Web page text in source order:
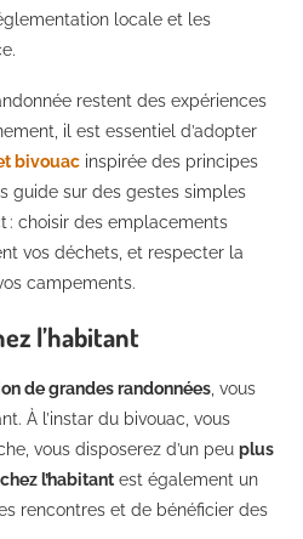
locale et les
restent des expériences
il est essentiel d’adopter
bivouac inspirée des principes
guide sur des gestes simples
: choisir des emplacements
vos déchets, et respecter la
campements.
l’habitant
de grandes randonnées , vous
À l’instar du bivouac, vous
vous disposerez d’un peu plus
l’habitant est également un
rencontres et de bénéficier des